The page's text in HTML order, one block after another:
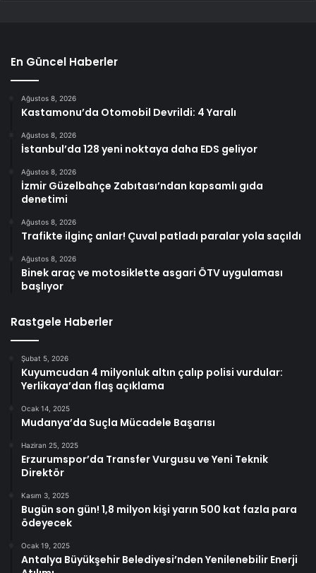
En Güncel Haberler
Ağustos 8, 2026
Kastamonu’da Otomobil Devrildi: 4 Yaralı
Ağustos 8, 2026
İstanbul’da 128 yeni noktaya daha EDS geliyor
Ağustos 8, 2026
İzmir Güzelbahçe Zabıtası’ndan kapsamlı gıda
denetimi
Ağustos 8, 2026
Trafikte ilginç anlar! Çuval patladı paralar yola saçıldı
Ağustos 8, 2026
Binek araç ve motosiklette asgari ÖTV uygulaması
başlıyor
Rastgele Haberler
Şubat 5, 2026
Kuyumcudan 4 milyonluk altın çalıp polisi vurdular:
Yerlikaya’dan flaş açıklama
Ocak 14, 2025
Mudanya’da Suçla Mücadele Başarısı
Haziran 25, 2025
Erzurumspor’da Transfer Vurgusu ve Yeni Teknik
Direktör
Kasım 3, 2025
Bugün son gün! 1,8 milyon kişi yarın 500 kat fazla para
ödeyecek
Ocak 19, 2025
Antalya Büyükşehir Belediyesi’nden Yenilenebilir Enerji